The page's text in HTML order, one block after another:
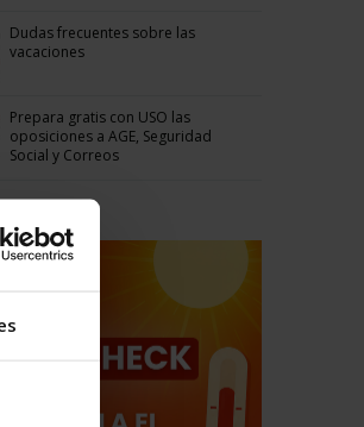
Dudas frecuentes sobre las
vacaciones
Prepara gratis con USO las
oposiciones a AGE, Seguridad
Social y Correos